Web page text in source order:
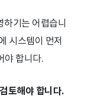
하기는 어렵습니
시스템이 먼저
야 합니다.
토해야 합니다.